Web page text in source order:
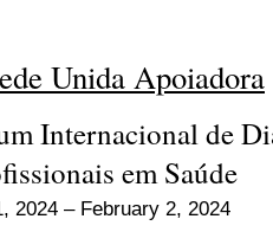
Unida Apoiadora
Internacional de
em Saúde
2024 – February 2, 2024